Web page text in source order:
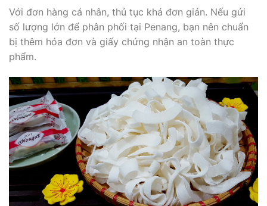
Với đơn hàng cá nhân, thủ tục khá đơn giản. Nếu gửi
số lượng lớn để phân phối tại Penang, bạn nên chuẩn
bị thêm hóa đơn và giấy chứng nhận an toàn thực
phẩm.